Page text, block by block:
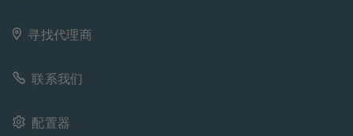
寻找代理商
联系我们
配置器